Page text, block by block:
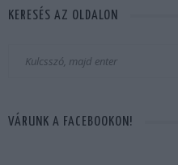
KERESÉS AZ OLDALON
VÁRUNK A FACEBOOKON!